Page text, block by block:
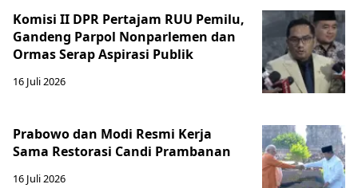
Komisi II DPR Pertajam RUU Pemilu,
Gandeng Parpol Nonparlemen dan
Ormas Serap Aspirasi Publik
16 Juli 2026
Prabowo dan Modi Resmi Kerja
Sama Restorasi Candi Prambanan
16 Juli 2026